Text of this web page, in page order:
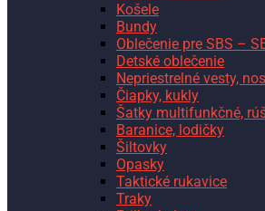
Košele
Bundy
Oblečenie pre SBS –
Detské oblečenie
Nepriestrelné vesty,
Čiapky, kukly
Šatky multifunkčné,
Baranice, lodičky
Šiltovky
Opasky
Taktické rukavice
Traky